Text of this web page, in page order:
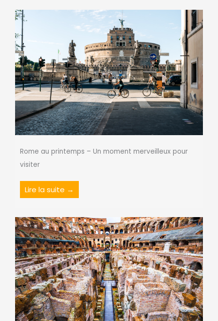
Rome au printemps – Un moment merveilleux pour
visiter
Lire la suite →